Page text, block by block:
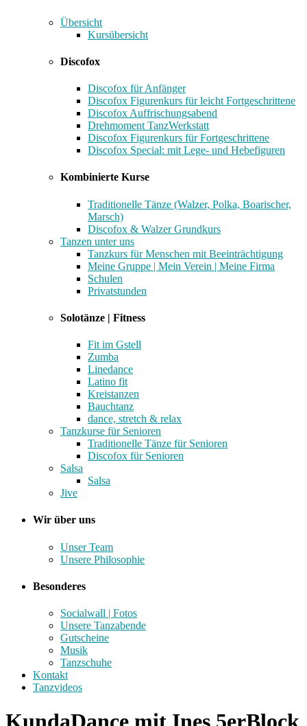
Übersicht
Kursübersicht
Discofox
Discofox für Anfänger
Discofox Figurenkurs für leicht Fortgeschrittene
Discofox Auffrischungsabend
Drehmoment TanzWerkstatt
Discofox Figurenkurs für Fortgeschrittene
Discofox Special: mit Lege- und Hebefiguren
Kombinierte Kurse
Traditionelle Tänze (Walzer, Polka, Boarischer,
Marsch)
Discofox & Walzer Grundkurs
Tanzen unter uns
Tanzkurs für Menschen mit Beeinträchtigung
Meine Gruppe | Mein Verein | Meine Firma
Schulen
Privatstunden
Solotänze | Fitness
Fit im Gstell
Zumba
Linedance
Latino fit
Kreistanzen
Bauchtanz
dance, stretch & relax
Tanzkurse für Senioren
Traditionelle Tänze für Senioren
Discofox für Senioren
Salsa
Salsa
Jive
Wir über uns
Unser Team
Unsere Philosophie
Besonderes
Socialwall | Fotos
Unsere Tanzabende
Gutscheine
Musik
Tanzschuhe
Kontakt
Tanzvideos
KundaDance mit Ines 5erBlock